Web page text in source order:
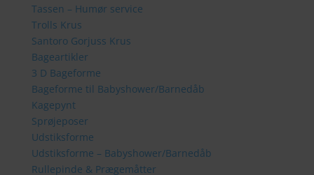
Tassen – Humør service
Trolls Krus
Santoro Gorjuss Krus
Bageartikler
3 D Bageforme
Bageforme til Babyshower/Barnedåb
Kagepynt
Sprøjeposer
Udstiksforme
Udstiksforme – Babyshower/Barnedåb
Rullepinde & Prægemåtter